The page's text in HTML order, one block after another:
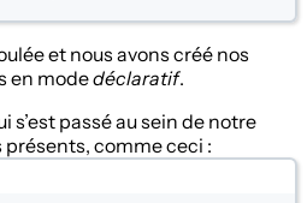
et nous avons créé nos
en modedéclaratif.
s’est passé au sein de notre
comme ceci :